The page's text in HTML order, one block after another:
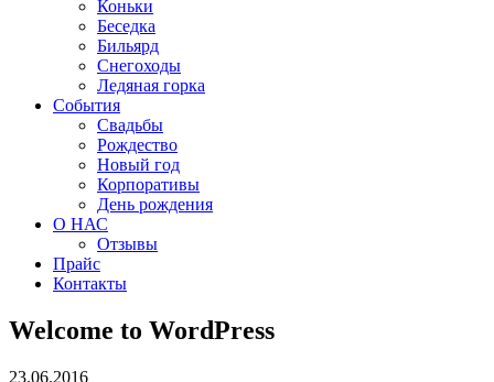
Коньки
Беседка
Бильярд
Снегоходы
Ледяная горка
События
Свадьбы
Рождество
Новый год
Корпоративы
День рождения
О НАС
Отзывы
Прайс
Контакты
Welcome to WordPress
23.06.2016